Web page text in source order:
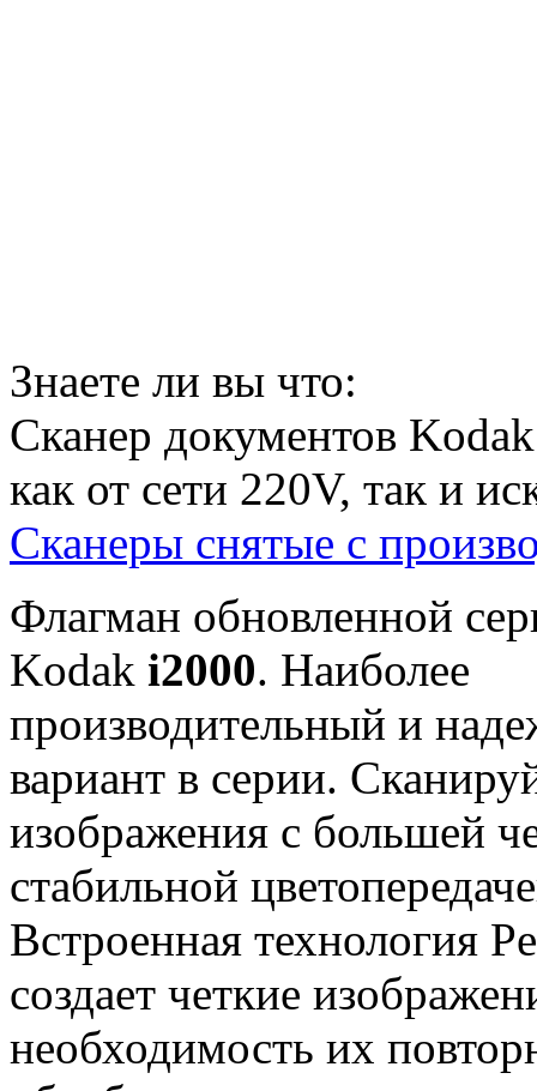
Знаете ли вы что:
Сканер документов
как от сети 220V, так и
Сканеры снятые с
Флагман обновленной
Kodak i2000. Наиболее
производительный и
вариант в серии.
изображения с большей
стабильной
Встроенная технология
создает четкие
необходимость их